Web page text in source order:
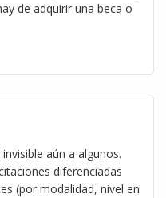
de adquirir una beca o
aún a algunos.
diferenciadas
(por modalidad, nivel en